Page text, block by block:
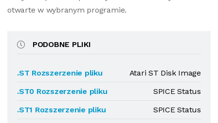
otwarte w wybranym programie.
PODOBNE PLIKI
.ST Rozszerzenie pliku
Atari ST Disk Image
.ST0 Rozszerzenie pliku
SPICE Status
.ST1 Rozszerzenie pliku
SPICE Status